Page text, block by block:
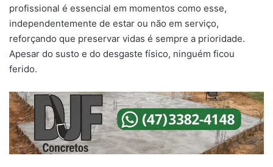
profissional é essencial em momentos como esse,
independentemente de estar ou não em serviço,
reforçando que preservar vidas é sempre a prioridade.
Apesar do susto e do desgaste físico, ninguém ficou
ferido.